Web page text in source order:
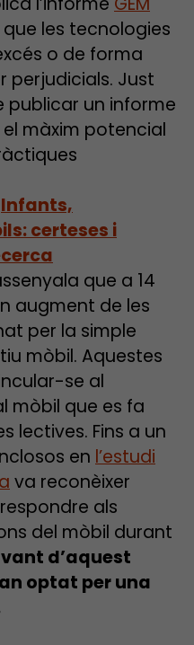
les tecnologies
o de forma
perjudicials. Just
publicar un informe
màxim potencial
Infants,
certeses i
que a 14
augment de les
per la simple
mòbil. Aquestes
se al
mòbil que es fa
lectives. Fins a un
en l’estudi
va reconèixer
als
del mòbil durant
d’aquest
optat per una